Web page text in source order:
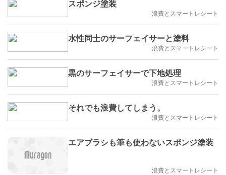
スポンジ塗装
浪費とスマートレシート
水性同士のサーフェイサーと塗料
浪費とスマートレシート
黒のサーフェイサーで下地処理
浪費とスマートレシート
それでも浪費してしまう。
浪費とスマートレシート
エアブラシも筆も使わないスポンジ塗装
浪費とスマートレシート